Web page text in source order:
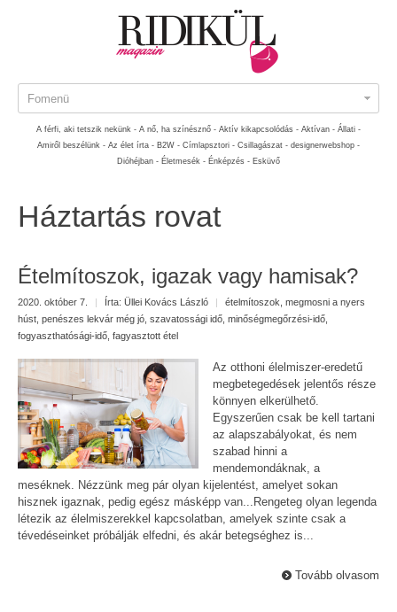
Fomenü
A férfi, aki tetszik nekünk - A nő, ha színésznő - Aktív kikapcsolódás - Aktívan - Állati -
Amiről beszélünk - Az élet írta - B2W - Címlapsztori - Csillagászat - designerwebshop -
Dióhéjban - Életmesék - Énképzés - Esküvő
Háztartás rovat
Ételmítoszok, igazak vagy hamisak?
2020. október 7. | Írta: Üllei Kovács László | ételmítoszok megmosni a nyers
húst penészes lekvár még jó szavatossági idő minőségmegőrzési-idő
fogyaszthatósági-idő fagyasztott étel
Az otthoni élelmiszer-eredetű
megbetegedések jelentős része
könnyen elkerülhető.
Egyszerűen csak be kell tartani
az alapszabályokat, és nem
szabad hinni a
mendemondáknak, a
meséknek. Nézzünk meg pár olyan kijelentést, amelyet sokan
hisznek igaznak, pedig egész másképp van...Rengeteg olyan legenda
létezik az élelmiszerekkel kapcsolatban, amelyek szinte csak a
tévedéseinket próbálják elfedni, és akár betegséghez is...
Tovább olvasom